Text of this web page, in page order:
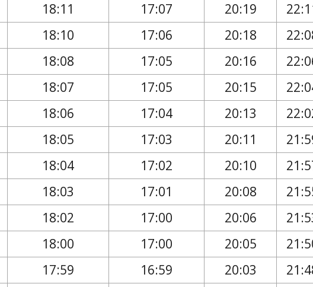
18:11 17:07 20:19
18:10 17:06 20:18
18:08 17:05 20:16
18:07 17:05 20:15
18:06 17:04 20:13
18:05 17:03 20:11
18:04 17:02 20:10
18:03 17:01 20:08
18:02 17:00 20:06
18:00 17:00 20:05
17:59 16:59 20:03